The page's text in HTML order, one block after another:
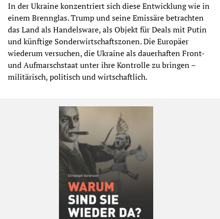
In der Ukraine konzentriert sich diese Entwicklung wie in
einem Brennglas. Trump und seine Emissäre betrachten
das Land als Handelsware, als Objekt für Deals mit Putin
und künftige Sonderwirtschaftszonen. Die Europäer
wiederum versuchen, die Ukraine als dauerhaften Front-
und Aufmarschstaat unter ihre Kontrolle zu bringen –
militärisch, politisch und wirtschaftlich.